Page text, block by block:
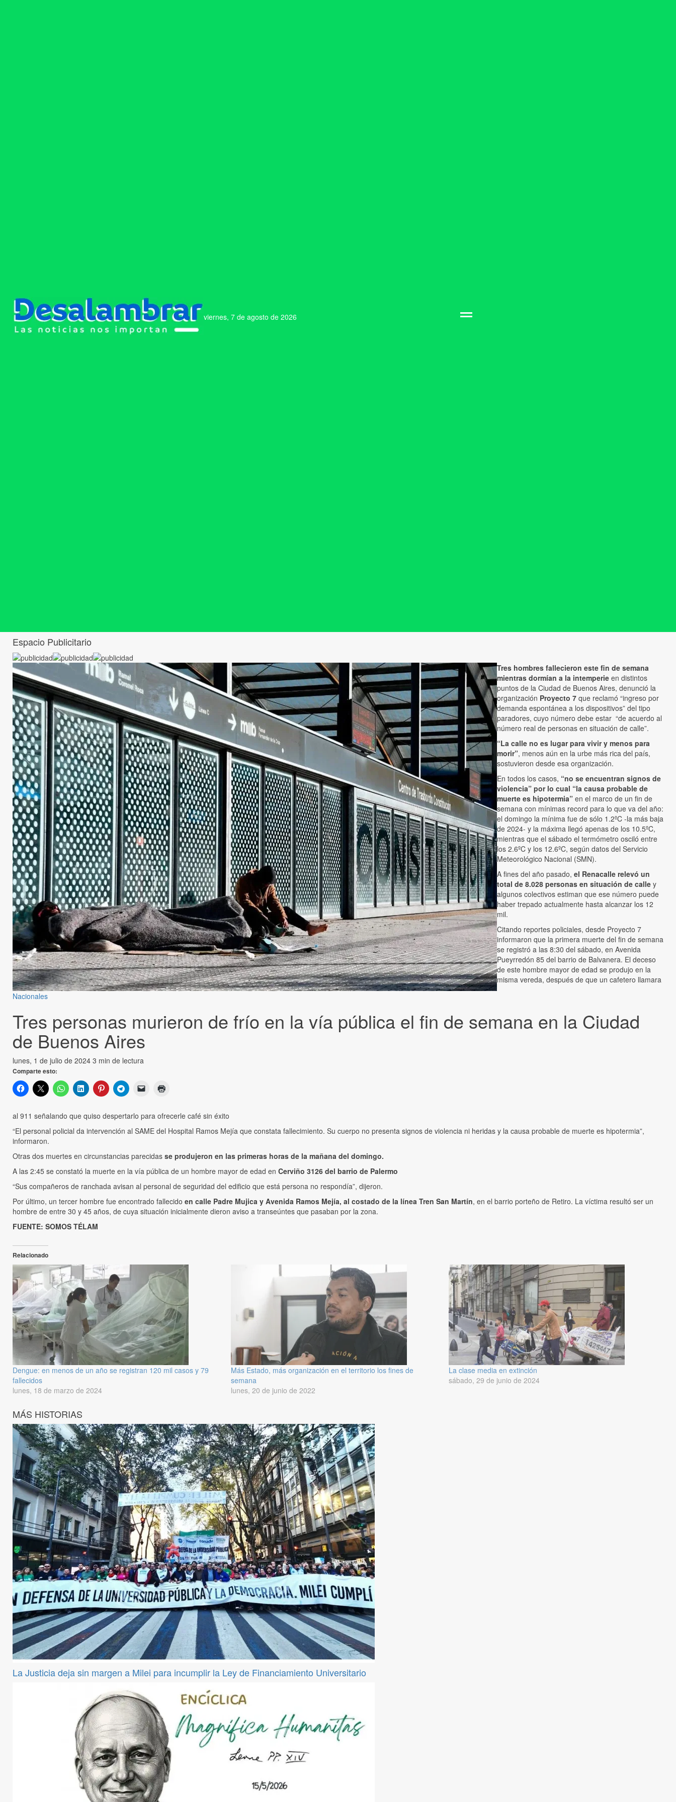
viernes, 7 de agosto de 2026
Espacio Publicitario
Nacionales
Tres personas murieron de frío en la vía pública el fin de semana en la Ciudad
de Buenos Aires
lunes, 1 de julio de 2024 3 min de lectura
Comparte esto:
Tres hombres fallecieron este fin de semana
mientras dormían a la intemperie en distintos
puntos de la Ciudad de Buenos Aires, denunció la
organización Proyecto 7 que reclamó “ingreso por
demanda espontánea a los dispositivos” del tipo
paradores, cuyo número debe estar “de acuerdo al
número real de personas en situación de calle”.
“La calle no es lugar para vivir y menos para
morir”, menos aún en la urbe más rica del país,
sostuvieron desde esa organización.
En todos los casos, “no se encuentran signos de
violencia” por lo cual “la causa probable de
muerte es hipotermia” en el marco de un fin de
semana con mínimas record para lo que va del año:
el domingo la mínima fue de sólo 1.2ºC -la más baja
de 2024- y la máxima llegó apenas de los 10.5ºC,
mientras que el sábado el termómetro osciló entre
los 2.6ºC y los 12.6ºC, según datos del Servicio
Meteorológico Nacional (SMN).
A fines del año pasado, el Renacalle relevó un
total de 8.028 personas en situación de calle y
algunos colectivos estiman que ese número puede
haber trepado actualmente hasta alcanzar los 12
mil.
Citando reportes policiales, desde Proyecto 7
informaron que la primera muerte del fin de semana
se registró a las 8:30 del sábado, en Avenida
Pueyrredón 85 del barrio de Balvanera. El deceso
de este hombre mayor de edad se produjo en la
misma vereda, después de que un cafetero llamara
al 911 señalando que quiso despertarlo para ofrecerle café sin éxito
“El personal policial da intervención al SAME del Hospital Ramos Mejía que constata fallecimiento. Su cuerpo no presenta signos de violencia ni heridas y la causa probable de muerte es hipotermia”,
informaron.
Otras dos muertes en circunstancias parecidas se produjeron en las primeras horas de la mañana del domingo.
A las 2:45 se constató la muerte en la vía pública de un hombre mayor de edad en Cerviño 3126 del barrio de Palermo
“Sus compañeros de ranchada avisan al personal de seguridad del edificio que está persona no respondía”, dijeron.
Por último, un tercer hombre fue encontrado fallecido en calle Padre Mujica y Avenida Ramos Mejía, al costado de la línea Tren San Martín, en el barrio porteño de Retiro. La víctima resultó ser un
hombre de entre 30 y 45 años, de cuya situación inicialmente dieron aviso a transeúntes que pasaban por la zona.
FUENTE: SOMOS TÉLAM
Relacionado
Dengue: en menos de un año se registran 120 mil casos y 79
fallecidos
lunes, 18 de marzo de 2024
Más Estado, más organización en el territorio los fines de
semana
lunes, 20 de junio de 2022
La clase media en extinción
sábado, 29 de junio de 2024
MÁS HISTORIAS
La Justicia deja sin margen a Milei para incumplir la Ley de Financiamiento Universitario